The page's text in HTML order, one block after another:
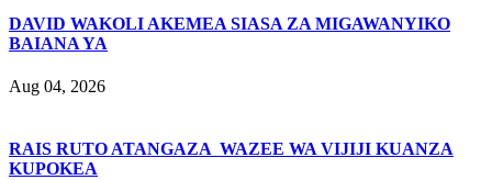
DAVID WAKOLI AKEMEA SIASA ZA MIGAWANYIKO
BAIANA YA
Aug 04, 2026
RAIS RUTO ATANGAZA WAZEE WA VIJIJI KUANZA
KUPOKEA